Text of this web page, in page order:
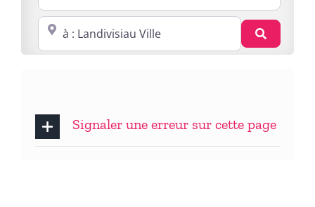
Proche de : ville, cp, lieu ...
Signaler une erreur sur cette page